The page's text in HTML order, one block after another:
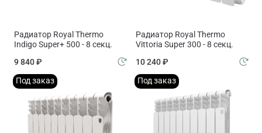
Радиатор Royal Thermo
Indigo Super+ 500 - 8 секц.
9 840 ₽
Радиатор Royal Thermo
Vittoria Super 300 - 8 секц.
10 240 ₽
Под заказ Под заказ